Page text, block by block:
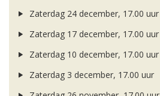
Zaterdag 24 december, 17.00 uur
Zaterdag 17 december, 17.00 uur
Zaterdag 10 december, 17.00 uur
Zaterdag 3 december, 17.00 uur